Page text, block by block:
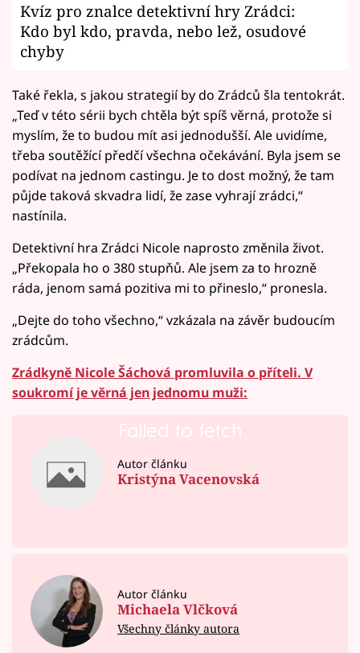
Kvíz pro znalce detektivní hry Zrádci:
Kdo byl kdo, pravda, nebo lež, osudové
chyby
Také řekla, s jakou strategií by do Zrádců šla tentokrát.
„Teď v této sérii bych chtěla být spíš věrná, protože si
myslím, že to budou mít asi jednodušší. Ale uvidíme,
třeba soutěžící předčí všechna očekávání. Byla jsem se
podívat na jednom castingu. Je to dost možný, že tam
půjde taková skvadra lidí, že zase vyhrají zrádci,“
nastínila.
Detektivní hra Zrádci Nicole naprosto změnila život.
„Překopala ho o 380 stupňů. Ale jsem za to hrozně
ráda, jenom samá pozitiva mi to přineslo,“ pronesla.
„Dejte do toho všechno,“ vzkázala na závěr budoucím
zrádcům.
Zrádkyně Nicole Šáchová promluvila o příteli. V
soukromí je věrná jen jednomu muži:
Failed to fetch
Autor článku
Kristýna Vacenovská
Autor článku
Michaela Vlčková
Všechny články autora